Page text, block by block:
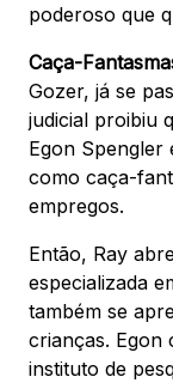
poderoso que
Caça-
Gozer, já se
judicial proibiu
Egon Spengler
como caça-
empregos.
Então, Ray
especializada
também se
crianças. Egon
instituto de